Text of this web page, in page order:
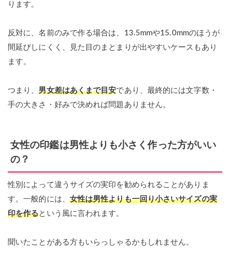
ります。
反対に、名前のみで作る場合は、13.5mmや15.0mmのほうが
間延びしにくく、見た目のまとまりが出やすいケースもあり
ます。
つまり、男女差はあくまで目安であり、最終的には文字数・
手の大きさ・好みで決めれば問題ありません。
女性の印鑑は男性よりも小さく作った方がいい
の？
性別によって違うサイズの実印を勧められることがありま
す。一般的には、 女性は男性よりも一回り小さいサイズの実
印を作るという風に言われます。
聞いたことがある方もいらっしゃるかもしれません。